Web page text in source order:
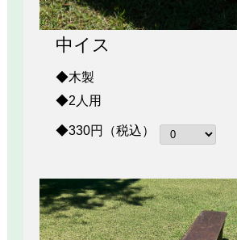
中イス
◆木製
◆2人用
◆330円（税込）